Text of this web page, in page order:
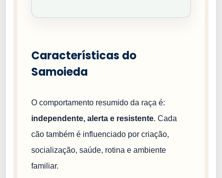
Características do
Samoieda
O comportamento resumido da raça é:
independente, alerta e resistente. Cada
cão também é influenciado por criação,
socialização, saúde, rotina e ambiente
familiar.